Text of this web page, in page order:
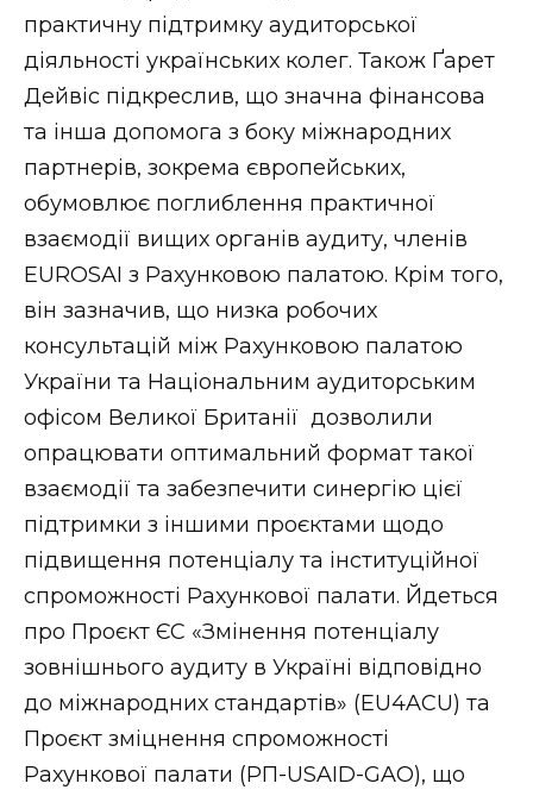
практичну підтримку аудиторської
діяльності українських колег. Також Ґарет
Дейвіс підкреслив, що значна фінансова
та інша допомога з боку міжнародних
партнерів, зокрема європейських,
обумовлює поглиблення практичної
взаємодії вищих органів аудиту, членів
EUROSAI з Рахунковою палатою. Крім того,
він зазначив, що низка робочих
консультацій між Рахунковою палатою
України та Національним аудиторським
офісом Великої Британії дозволили
опрацювати оптимальний формат такої
взаємодії та забезпечити синергію цієї
підтримки з іншими проєктами щодо
підвищення потенціалу та інституційної
спроможності Рахункової палати. Йдеться
про Проєкт ЄС «Змінення потенціалу
зовнішнього аудиту в Україні відповідно
до міжнародних стандартів» (EU4ACU) та
Проєкт зміцнення спроможності
Рахункової палати (РП-USAID-GAO), що